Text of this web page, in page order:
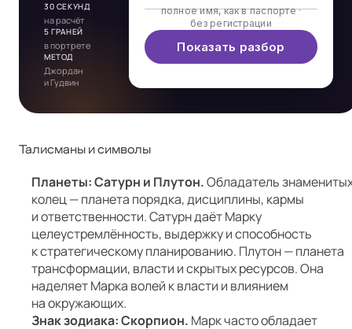
30 СЕКУНД
на расчёт
5 ГРАНЕЙ
в портрете
МЕТОД
Джордан
и Гудвин
полное имя, как в паспорте ·
без регистрации
Показать разбор
Талисманы и символы
Планеты: Сатурн и Плутон.Обладатель
колец — планета порядка, дисциплины, кармы
и ответственности. Сатурн даёт Марку
целеустремлённость, выдержку и способность
к стратегическому планированию. Плутон — планета
трансформации, власти и скрытых ресурсов. Она
наделяет Марка волей к власти и влиянием
на окружающих.
Знак зодиака: Скорпион. Марк часто обладает